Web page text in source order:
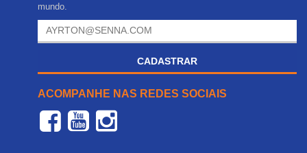
mundo.
CADASTRAR
ACOMPANHE NAS REDES SOCIAIS